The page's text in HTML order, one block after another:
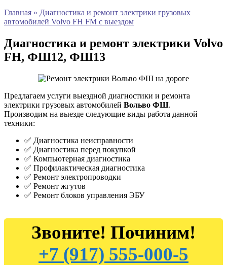
Главная » Диагностика и ремонт электрики грузовых
автомобилей Volvo FH FM с выездом
Диагностика и ремонт электрики Volvo
FH, ФШ12, ФШ13
Предлагаем услуги выездной диагностики и ремонта
электрики грузовых автомобилей Вольво ФШ.
Производим на выезде следующие виды работа данной
техники:
✅ Диагностика неисправности
✅ Диагностика перед покупкой
✅ Компьютерная диагностика
✅ Профилактическая диагностика
✅ Ремонт электропроводки
✅ Ремонт жгутов
✅ Ремонт блоков управления ЭБУ
Звоните! Починим!
+7 (917) 555-000-5